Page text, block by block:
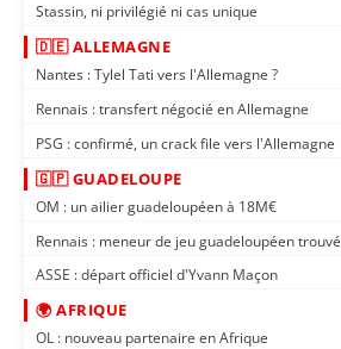
Stassin, ni privilégié ni cas unique
🇩🇪 ALLEMAGNE
Nantes : Tylel Tati vers l'Allemagne ?
Rennais : transfert négocié en Allemagne
PSG : confirmé, un crack file vers l'Allemagne
🇬🇵 GUADELOUPE
OM : un ailier guadeloupéen à 18M€
Rennais : meneur de jeu guadeloupéen trouvé
ASSE : départ officiel d'Yvann Maçon
🌍 AFRIQUE
OL : nouveau partenaire en Afrique